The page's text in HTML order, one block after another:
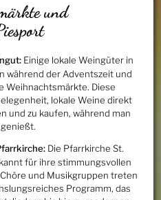
und
Einige lokale Weingüter in
während der Adventszeit und
Weihnachtsmärkte. Diese
lokale Weine direkt
und zu kaufen, während man
Die Pfarrkirche St.
für ihre stimmungsvollen
und Musikgruppen treten
Programm, das